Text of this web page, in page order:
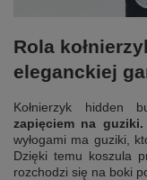
Rola
eleganckiej
Kołnierzyk hidden
zapięciem na guziki.
wyłogami ma guziki,
Dzięki temu koszula
rozchodzi się na boki